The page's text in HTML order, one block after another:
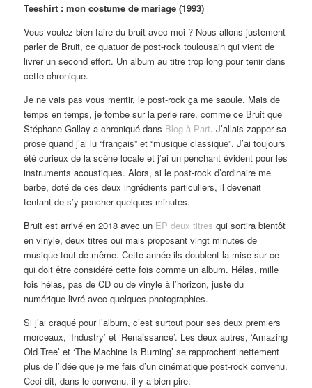
Teeshirt : mon costume de mariage (1993)
Vous voulez bien faire du bruit avec moi ? Nous allons justement
parler de Bruit, ce quatuor de post-rock toulousain qui vient de
livrer un second effort. Un album au titre trop long pour tenir dans
cette chronique.
Je ne vais pas vous mentir, le post-rock ça me saoule. Mais de
temps en temps, je tombe sur la perle rare, comme ce Bruit que
Stéphane Gallay a chroniqué dans Blog à Part. J’allais zapper sa
prose quand j’ai lu “français” et “musique classique”. J’ai toujours
été curieux de la scène locale et j’ai un penchant évident pour les
instruments acoustiques. Alors, si le post-rock d’ordinaire me
barbe, doté de ces deux ingrédients particuliers, il devenait
tentant de s’y pencher quelques minutes.
Bruit est arrivé en 2018 avec un EP deux titres qui sortira bientôt
en vinyle, deux titres oui mais proposant vingt minutes de
musique tout de même. Cette année ils doublent la mise sur ce
qui doit être considéré cette fois comme un album. Hélas, mille
fois hélas, pas de CD ou de vinyle à l’horizon, juste du
numérique livré avec quelques photographies.
Si j’ai craqué pour l’album, c’est surtout pour ses deux premiers
morceaux, ‘Industry’ et ‘Renaissance’. Les deux autres, ‘Amazing
Old Tree’ et ‘The Machine Is Burning’ se rapprochent nettement
plus de l’idée que je me fais d’un cinématique post-rock convenu.
Ceci dit, dans le convenu, il y a bien pire.